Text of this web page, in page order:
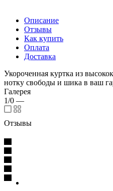
Описание
Отзывы
Как купить
Оплата
Доставка
Укороченная куртка из
нотку свободы и шика в ваш
Галерея
1/0 —
Отзывы